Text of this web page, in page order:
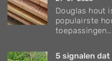
Douglas hout
populairste
5 signalen